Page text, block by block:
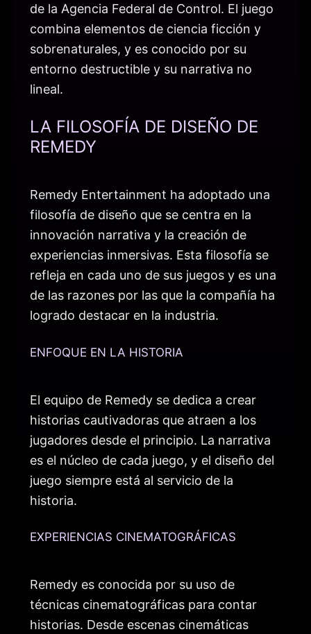
de la Agencia Federal de Control. El juego
combina elementos de ciencia ficción y
sobrenaturales, y es conocido por su
entorno destructible y su narrativa no
lineal.
LA FILOSOFÍA DE DISEÑO DE
REMEDY
Remedy Entertainment ha adoptado una
filosofía de diseño que se centra en la
innovación narrativa y la creación de
experiencias inmersivas. Esta filosofía se
refleja en cada uno de sus juegos y es una
de las razones por las que la compañía ha
logrado destacar en la industria.
ENFOQUE EN LA HISTORIA
El equipo de Remedy se dedica a crear
historias cautivadoras que atraen a los
jugadores desde el principio. La narrativa
es el núcleo de cada juego, y el diseño del
juego siempre está al servicio de la
historia.
EXPERIENCIAS CINEMATOGRÁFICAS
Remedy es conocida por su uso de
técnicas cinematográficas para contar
historias. Desde escenas cinemáticas